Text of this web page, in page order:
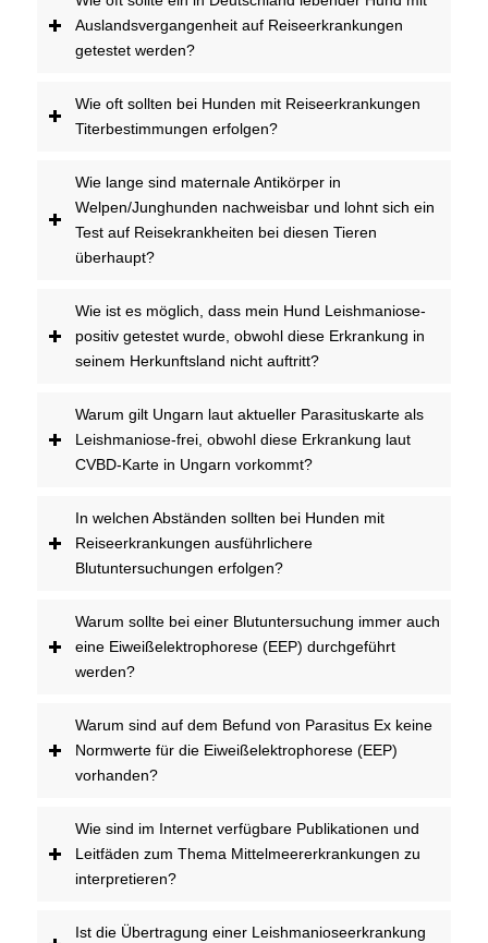
Auslandsvergangenheit auf Reiseerkrankungen
getestet werden?
Wie oft sollten bei Hunden mit Reiseerkrankungen
Titerbestimmungen erfolgen?
Wie lange sind maternale Antikörper in
Welpen/Junghunden nachweisbar und lohnt sich ein
Test auf Reisekrankheiten bei diesen Tieren
überhaupt?
Wie ist es möglich, dass mein Hund Leishmaniose-
positiv getestet wurde, obwohl diese Erkrankung in
seinem Herkunftsland nicht auftritt?
Warum gilt Ungarn laut aktueller Parasituskarte als
Leishmaniose-frei, obwohl diese Erkrankung laut
CVBD-Karte in Ungarn vorkommt?
In welchen Abständen sollten bei Hunden mit
Reiseerkrankungen ausführlichere
Blutuntersuchungen erfolgen?
Warum sollte bei einer Blutuntersuchung immer auch
eine Eiweißelektrophorese (EEP) durchgeführt
werden?
Warum sind auf dem Befund von Parasitus Ex keine
Normwerte für die Eiweißelektrophorese (EEP)
vorhanden?
Wie sind im Internet verfügbare Publikationen und
Leitfäden zum Thema Mittelmeererkrankungen zu
interpretieren?
Ist die Übertragung einer Leishmanioseerkrankung